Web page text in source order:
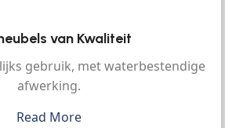
van Kwaliteit
gebruik, met waterbestendige
afwerking.
Read More